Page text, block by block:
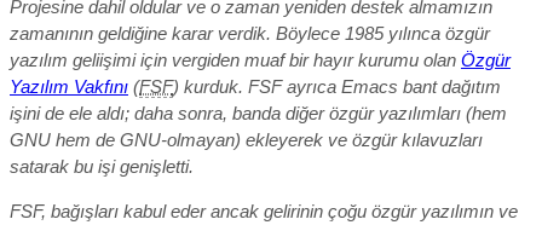
Projesine dahil oldular ve o zaman yeniden destek almamızın
zamanının geldiğine karar verdik. Böylece 1985 yılınca özgür
yazılım geliişimi için vergiden muaf bir hayır kurumu olan Özgür
Yazılım Vakfını (FSF) kurduk. FSF ayrıca Emacs bant dağıtım
işini de ele aldı; daha sonra, banda diğer özgür yazılımları (hem
GNU hem de GNU-olmayan) ekleyerek ve özgür kılavuzları
satarak bu işi genişletti.
FSF, bağışları kabul eder ancak gelirinin çoğu özgür yazılımın ve